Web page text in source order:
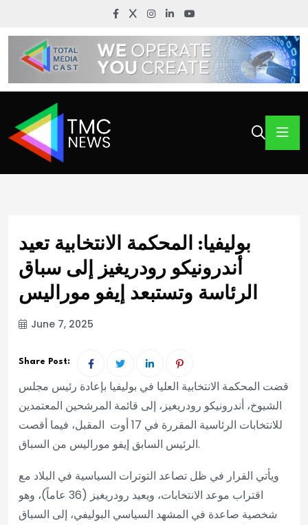
بوليفيا: المحكمة الانتخابية تعيد
أندرونيكو رودريغيز إلى سباق
الرئاسة وتستبعد إيفو موراليس
June 7, 2025
Share Post:
قضت المحكمة الانتخابية العليا في بوليفيا بإعادة رئيس مجلس
الشيوخ، أندرونيكو رودريغيز، إلى قائمة المرشحين المعتمدين
للانتخابات الرئاسية المقررة في 17 أوت المقبل، فيما أقصت
الرئيس السابق إيفو موراليس من السباق.
ويأتي القرار في ظل تصاعد التوترات السياسية في البلاد مع
اقتراب موعد الانتخابات، ويعيد رودريغيز (36 عاماً)، وهو
شخصية صاعدة في المشهد السياسي البوليفي، إلى السباق